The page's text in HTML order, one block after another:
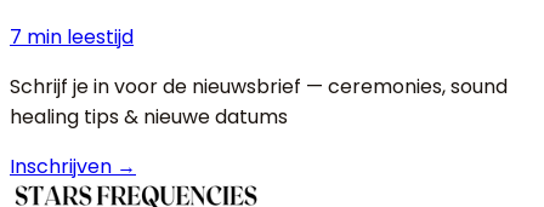
7 min leestijd
Schrijf je in voor de nieuwsbrief — ceremonies, sound
healing tips & nieuwe datums
Inschrijven →